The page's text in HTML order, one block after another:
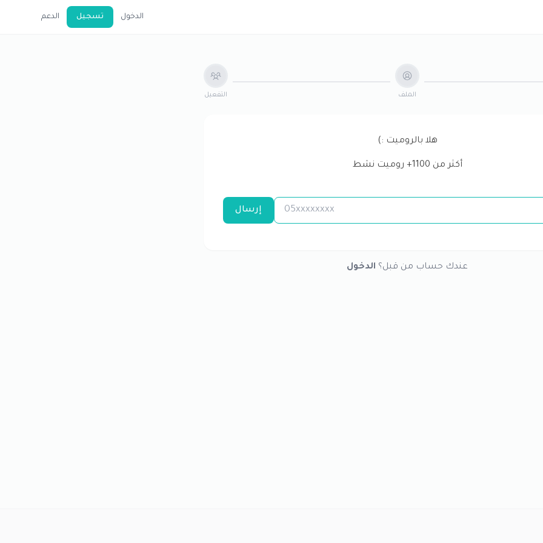
الدخول تسجيل الدعم
الملف التفعيل
هلا بالروميت :)
أكثر من 1100+ روميت نشط
إرسال
عندك حساب من قبل؟ الدخول